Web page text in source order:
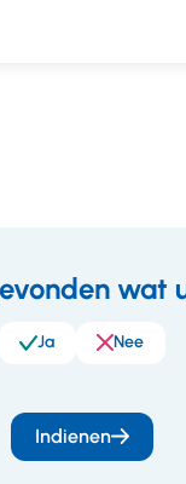
wat
Ja Nee
Indienen